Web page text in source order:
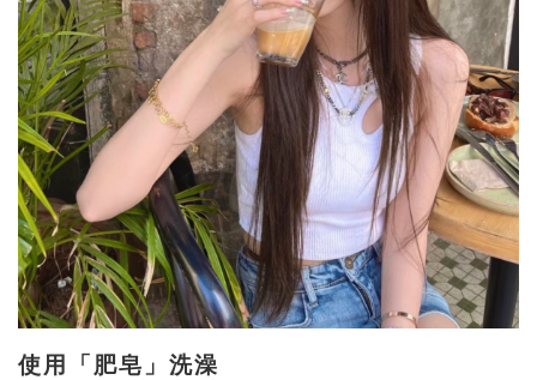
使用「肥皂」洗澡